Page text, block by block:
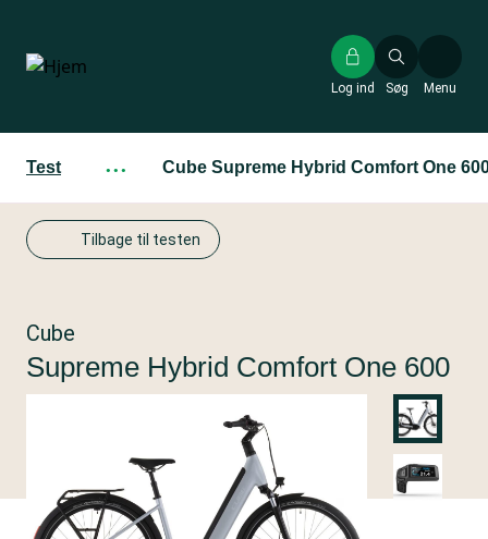
hovedindhold
Søg
Log ind Menu
Test ··· Cube Supreme Hybrid Comfort One
Tilbage til testen
Cube
Supreme Hybrid Comfort One 600